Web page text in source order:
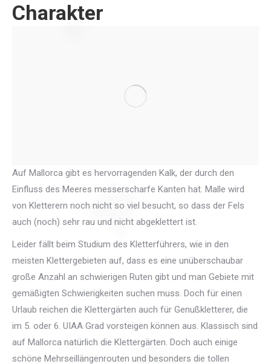
Charakter
Auf Mallorca gibt es hervorragenden Kalk, der durch den
Einfluss des Meeres messerscharfe Kanten hat. Malle wird
von Kletterern noch nicht so viel besucht, so dass der Fels
auch (noch) sehr rau und nicht abgeklettert ist.
Leider fällt beim Studium des Kletterführers, wie in den
meisten Klettergebieten auf, dass es eine unüberschaubar
große Anzahl an schwierigen Ruten gibt und man Gebiete mit
gemäßigten Schwierigkeiten suchen muss. Doch für einen
Urlaub reichen die Klettergärten auch für Genußkletterer, die
im 5. oder 6. UIAA Grad vorsteigen können aus. Klassisch sind
auf Mallorca natürlich die Klettergärten. Doch auch einige
schöne Mehrseillängenrouten und besonders die tollen